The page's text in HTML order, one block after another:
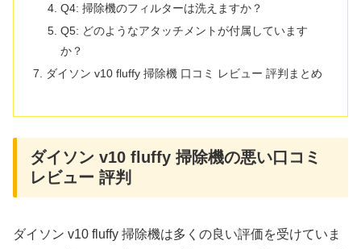
Q4: 掃除機のフィルターは洗えますか？
Q5: どのようなアタッチメントが付属しています
か？
ダイソン v10 fluffy 掃除機 口コミ レビュー 評判まとめ
ダイソン v10 fluffy 掃除機の悪い口コミ
レビュー 評判
ダイソン v10 fluffy 掃除機は多くの良い評価を受けていま